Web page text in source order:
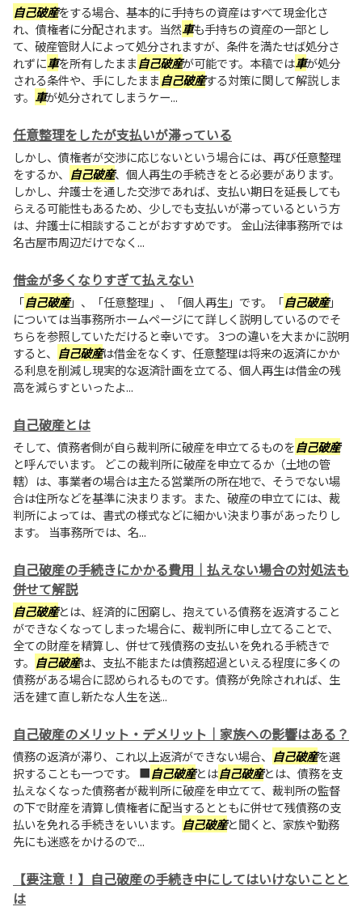
自己破産をする場合、基本的に手持ちの資産はすべて現金化さ
れ、債権者に分配されます。当然車も手持ちの資産の一部とし
て、破産管財人によって処分されますが、条件を満たせば処分さ
れずに車を所有したまま自己破産が可能です。本稿では車が処分
される条件や、手にしたまま自己破産する対策に関して解説しま
す。 車が処分されてしまうケー...
任意整理をしたが支払いが滞っている
しかし、債権者が交渉に応じないという場合には、再び任意整理
をするか、 自己破産、個人再生の手続きをとる必要があります。
しかし、弁護士を通した交渉であれば、支払い期日を延長しても
らえる可能性もあるため、少しでも支払いが滞っているという方
は、弁護士に相談することがおすすめです。 金山法律事務所では
名古屋市周辺だけでなく...
借金が多くなりすぎて払えない
「自己破産」、「任意整理」、「個人再生」です。「自己破産」
については当事務所ホームページにて詳しく説明しているのでそ
ちらを参照していただけると幸いです。 3つの違いを大まかに説明
すると、 自己破産は借金をなくす、任意整理は将来の返済にかか
る利息を削減し現実的な返済計画を立てる、個人再生は借金の残
高を減らすといったよ...
自己破産とは
そして、債務者側が自ら裁判所に破産を申立てるものを自己破産
と呼んでいます。 どこの裁判所に破産を申立てるか（土地の管
轄）は、事業者の場合は主たる営業所の所在地で、そうでない場
合は住所などを基準に決まります。また、破産の申立てには、裁
判所によっては、書式の様式などに細かい決まり事があったりし
ます。 当事務所では、名...
自己破産の手続きにかかる費用｜払えない場合の対処法も
併せて解説
自己破産とは、経済的に困窮し、抱えている債務を返済すること
ができなくなってしまった場合に、裁判所に申し立てることで、
全ての財産を精算し、併せて残債務の支払いを免れる手続きで
す。 自己破産は、支払不能または債務超過といえる程度に多くの
債務がある場合に認められるものです。債務が免除されれば、生
活を建て直し新たな人生を送...
自己破産のメリット・デメリット｜家族への影響はある？
債務の返済が滞り、これ以上返済ができない場合、 自己破産を選
択することも一つです。 ■自己破産とは自己破産とは、債務を支
払えなくなった債務者が裁判所に破産を申立てて、裁判所の監督
の下で財産を清算し債権者に配当するとともに併せて残債務の支
払いを免れる手続きをいいます。 自己破産と聞くと、家族や勤務
先にも迷惑をかけるので...
【要注意！】自己破産の手続き中にしてはいけないことと
は